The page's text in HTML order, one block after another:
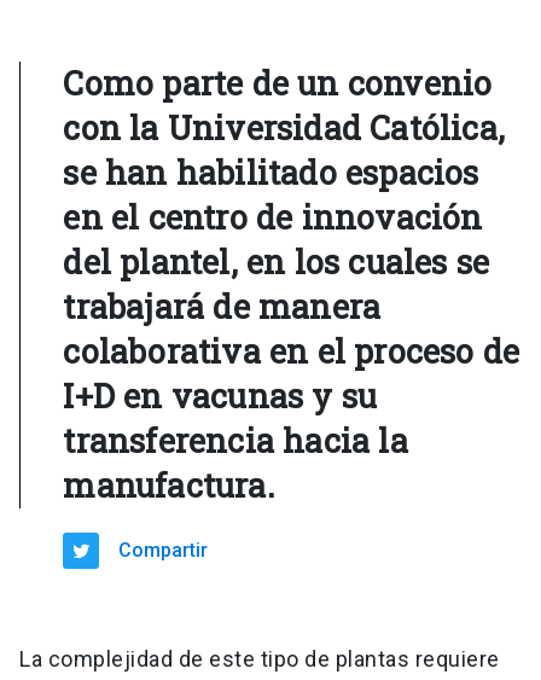
Como parte de un convenio
con la Universidad Católica,
se han habilitado espacios
en el centro de innovación
del plantel, en los cuales se
trabajará de manera
colaborativa en el proceso de
I+D en vacunas y su
transferencia hacia la
manufactura.
Compartir
La complejidad de este tipo de plantas requiere